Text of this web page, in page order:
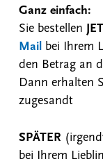
Ganz einfach:
Sie bestellen
Mailbei Ihrem
den Betrag an
Dann erhalten
zugesandt
SPÄTER
bei Ihrem